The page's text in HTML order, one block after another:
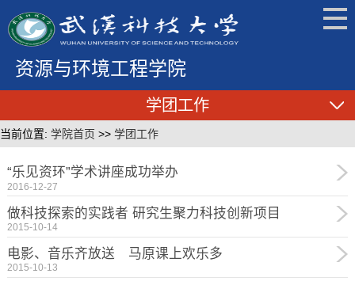
资源与环境工程学院
学团工作
当前位置: 学院首页 >> 学团工作
“乐见资环”学术讲座成功举办
2016-12-27
做科技探索的实践者 研究生聚力科技创新项目
2015-10-14
电影、音乐齐放送 马原课上欢乐多
2015-10-13